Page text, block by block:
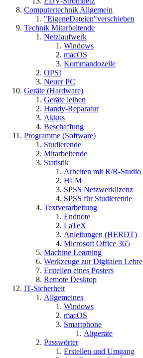
Computertechnik Allgemein
"EigeneDateien"verschieben
Technik Mitarbeitende
Netzlaufwerk
Windows
macOS
Kommandozeile
OPSI
Neuer PC
Geräte (Hardware)
Geräte leihen
Handy-Reparatur
Akkus
Beschaffung
Programme (Software)
Studierende
Mitarbeitende
Statistik
Arbeiten mit R/R-Studio
HLM
SPSS Netzwerklizenz
SPSS für Studierende
Textverarbeitung
Endnote
LaTeX
Anleitungen (HERDT)
Microsoft Office 365
Machine Learning
Werkzeuge zur Digitalen Lehre
Erstellen eines Posters
Remote Desktop
IT-Sicherheit
Allgemeines
Windows
macOS
Smartphone
Altgeräte
Passwörter
Erstellen und Umgang